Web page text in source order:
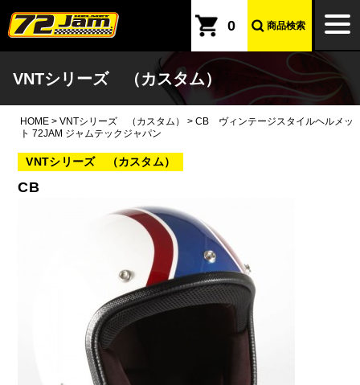
本文へ
0 商品検索
VNTシリーズ （カスタム）
HOME > VNTシリーズ （カスタム） > CB ヴィンテージスタイルヘルメッ
ト 72JAM ジャムテックジャパン
VNTシリーズ （カスタム）
CB